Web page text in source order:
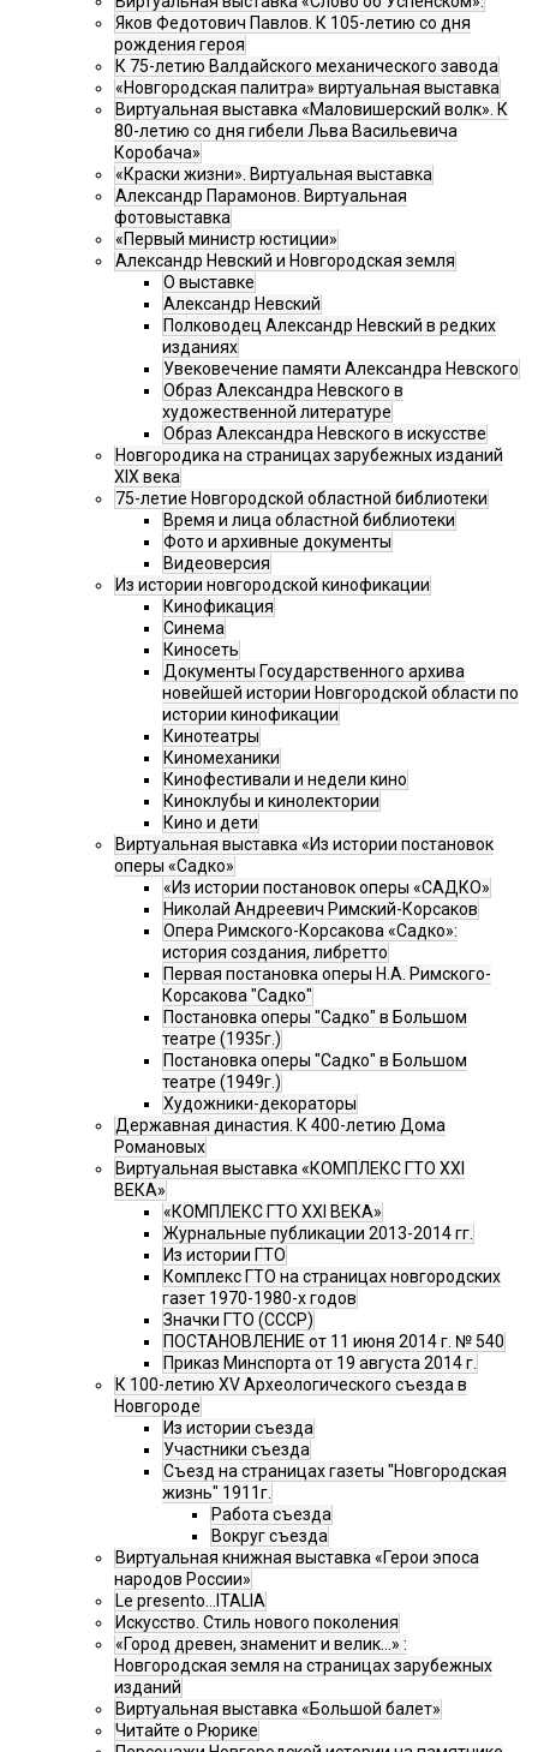
Яков Федотович Павлов. К 105-летию со дня
рождения героя
К 75-летию Валдайского механического завода
«Новгородская палитра» виртуальная выставка
Виртуальная выставка «Маловишерский волк». К
80-летию со дня гибели Льва Васильевича
Коробача»
«Краски жизни». Виртуальная выставка
Александр Парамонов. Виртуальная
фотовыставка
«Первый министр юстиции»
Александр Невский и Новгородская земля
О выставке
Александр Невский
Полководец Александр Невский в редких
изданиях
Увековечение памяти Александра Невского
Образ Александра Невского в
художественной литературе
Образ Александра Невского в искусстве
Новгородика на страницах зарубежных изданий
XIX века
75-летие Новгородской областной библиотеки
Время и лица областной библиотеки
Фото и архивные документы
Видеоверсия
Из истории новгородской кинофикации
Кинофикация
Синема
Киносеть
Документы Государственного архива
новейшей истории Новгородской области по
истории кинофикации
Кинотеатры
Киномеханики
Кинофестивали и недели кино
Киноклубы и кинолектории
Кино и дети
Виртуальная выставка «Из истории постановок
оперы «Садко»
«Из истории постановок оперы «САДКО»
Николай Андреевич Римский-Корсаков
Опера Римского-Корсакова «Садко»:
история создания, либретто
Первая постановка оперы Н.А. Римского-
Корсакова "Садко"
Постановка оперы "Садко" в Большом
театре (1935г.)
Постановка оперы "Садко" в Большом
театре (1949г.)
Художники-декораторы
Державная династия. К 400-летию Дома
Романовых
Виртуальная выставка «КОМПЛЕКС ГТО XXI
ВЕКА»
«КОМПЛЕКС ГТО XXI ВЕКА»
Журнальные публикации 2013-2014 гг.
Из истории ГТО
Комплекс ГТО на страницах новгородских
газет 1970-1980-х годов
Значки ГТО (СССР)
ПОСТАНОВЛЕНИЕ от 11 июня 2014 г. № 540
Приказ Минспорта от 19 августа 2014 г.
К 100-летию XV Археологического съезда в
Новгороде
Из истории съезда
Участники съезда
Cъезд на страницах газеты "Новгородская
жизнь" 1911г.
Работа съезда
Вокруг съезда
Виртуальная книжная выставка «Герои эпоса
народов России»
Le presento...ITALIA
Искусство. Стиль нового поколения
«Город древен, знаменит и велик…» :
Новгородская земля на страницах зарубежных
изданий
Виртуальная выставка «Большой балет»
Читайте о Рюрике